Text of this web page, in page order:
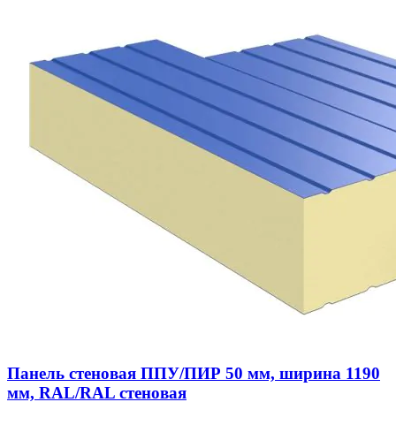
Панель стеновая ППУ/ПИР 50 мм, ширина 1190
мм, RAL/RAL стеновая